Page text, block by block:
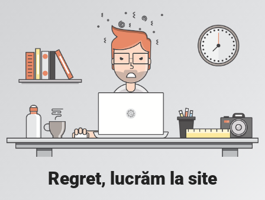
Regret, lucrăm la site